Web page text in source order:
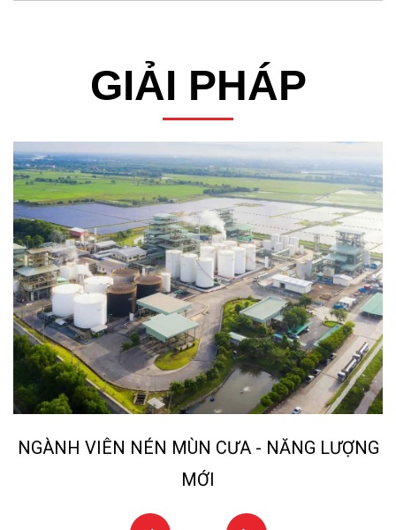
GIẢI PHÁP
NGÀNH VIÊN NÉN MÙN CƯA - NĂNG LƯỢNG
MỚI